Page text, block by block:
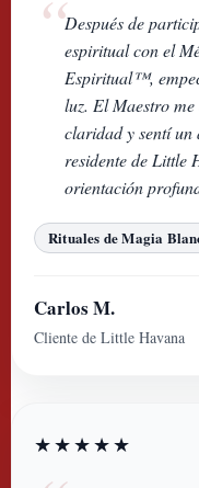
Después de
espiritual con el
Espiritual™,
luz. El Maestro
claridad y sentí un
residente de Little
orientación
Rituales de Magia
Carlos M.
Cliente de Little Havana
★★★★★